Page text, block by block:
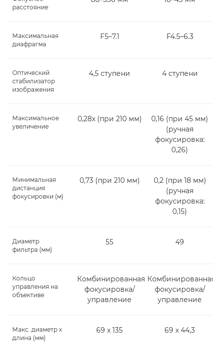
расстояние
Максимальная
диафрагма
F5–7.1 F4.5–6.3
Оптический
стабилизатор
изображения
4,5 ступени 4 ступени
Максимальное
увеличение
0,28x (при 210 мм)
0,16 (при 45 мм)
(ручная
фокусировка:
0,26)
Минимальная
дистанция
фокусировки (м)
0,73 (при 210 мм)
0,2 (при 18 мм)
(ручная
фокусировка:
0,15)
Диаметр
фильтра (мм)
55 49
Кольцо
управления на
объективе
Комбинированная
фокусировка/
управление
Комбинированная
фокусировка/
управление
Макс. диаметр x
длина (мм)
69 x 135 69 x 44,3